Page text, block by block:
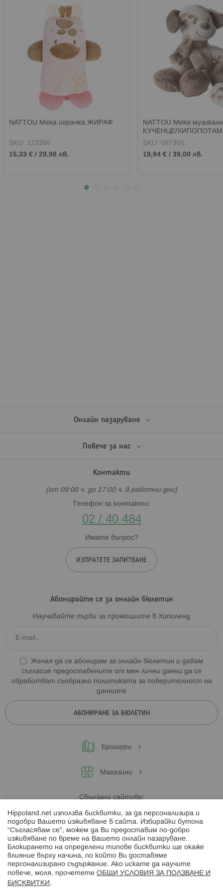
NATTOU Мека играчка ЖИРАФ
SKU: 122356
15,33 € / 29,98 лв.
NATTOU Мека
КУЧЕНЦЕ/ХИПОПОТАМ
SKU: 097305
19,94 € / 39,00 лв.
Онлайн пазаруване
Повече за нас
Контакти
(от 09:00 ч. до 17:00 ч. в работни дни)
Телефон за контакти:
02 / 40 484
Имате въпрос?
ИЗПРАТЕТЕ ЗАПИТВАНЕ
Абонирайте се за онлайн бюлетин
Научавайте първи за промоциите в Хиполенд
Желая да се абонирам за онлайн бюлетин и давам
съгласие предоставените от мен лични данни да се
обработват съобразно политиката за поверителност на
данните
АБОНИРАНЕ ЗА БЮЛЕТИН
Брошури
Магазини
Свързани сайтове:
Hippoland.ro
Последвайте ни:
Hippoland.net използва бисквитки, за да персонализира и
подобри Вашето изживяване в сайта. Избирайки бутона
“Съгласявам се”, можем да Ви предоставим по-добро
изживяване по време на Вашето онлайн пазаруване.
Блокирането на определени типове бисквитки ще окаже
влияние върху начина, по който Ви доставяме
персонализирано съдържание. Ако искате да научите
повече, моля, прочетете ОБЩИ УСЛОВИЯ ЗА ПОЛЗВАНЕ И
БИСКВИТКИ .